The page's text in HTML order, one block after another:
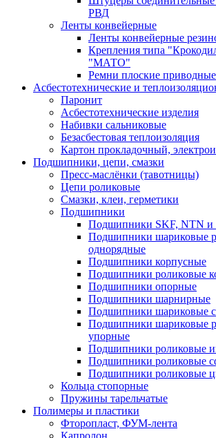
РВД
Ленты конвейерные
Ленты конвейерные
Крепления типа
"МАТО"
Ремни плоские
Асбестотехнические и
Паронит
Асбестотехнические изделия
Набивки сальниковые
Безасбестовая теплоизоляция
Картон прокладочный,
Подшипники, цепи, смазки
Пресс-маслёнки (тавотницы)
Цепи роликовые
Смазки, клеи, герметики
Подшипники
Подшипники SKF, NTN и
Подшипники шариковые
однорядные
Подшипники корпусные
Подшипники роликовые
Подшипники опорные
Подшипники шарнирные
Подшипники шариковые
Подшипники шариковые
упорные
Подшипники роликовые
Подшипники роликовые
Подшипники роликовые
Кольца стопорные
Пружины тарельчатые
Полимеры и пластики
Фторопласт, ФУМ-лента
Капролон